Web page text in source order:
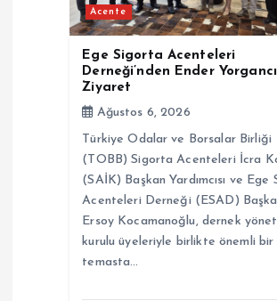
Acente
Ege Sigorta Acenteleri
Derneği’nden Ender
Ziyaret
Ağustos 6, 2026
Türkiye Odalar ve Borsalar Birliği
(TOBB) Sigorta Acenteleri İcra
(SAİK) Başkan Yardımcısı ve Ege
Acenteleri Derneği (ESAD)
Ersoy Kocamanoğlu, dernek
kurulu üyeleriyle birlikte önemli bir
temasta…